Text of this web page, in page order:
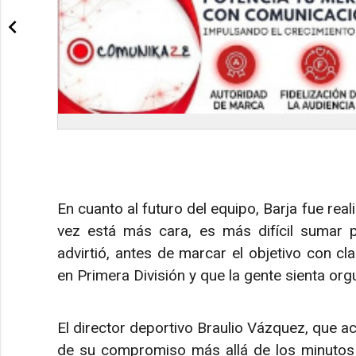
En cuanto al futuro del equipo, Barja fue
vez está más cara, es más difícil sumar
advirtió, antes de marcar el objetivo con
en Primera División y que la gente sienta
El director deportivo Braulio Vázquez, que
de su compromiso más allá de los